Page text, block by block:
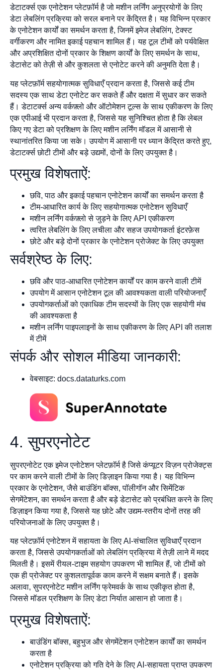
डेटाटर्क्स एक एनोटेशन प्लेटफ़ॉर्म है जो मशीन लर्निंग अनुप्रयोगों के लिए
डेटा लेबलिंग प्रक्रिया को सरल बनाने पर केंद्रित है। यह विभिन्न प्रकार
के एनोटेशन कार्यों का समर्थन करता है, जिनमें इमेज लेबलिंग, टेक्स्ट
वर्गीकरण और नामित इकाई पहचान शामिल हैं। यह टूल टीमों को पर्यवेक्षित
और अप्रशिक्षित दोनों प्रकार के शिक्षण कार्यों के लिए समर्थन के साथ,
डेटासेट को तेज़ी से और कुशलता से एनोटेट करने की अनुमति देता है।
यह प्लेटफ़ॉर्म सहयोगात्मक सुविधाएँ प्रदान करता है, जिससे कई टीम
सदस्य एक साथ डेटा एनोटेट कर सकते हैं और दक्षता में सुधार कर सकते
हैं। डेटाटर्क्स अन्य वर्कफ़्लो और ऑटोमेशन टूल्स के साथ एकीकरण के लिए
एक एपीआई भी प्रदान करता है, जिससे यह सुनिश्चित होता है कि लेबल
किए गए डेटा को प्रशिक्षण के लिए मशीन लर्निंग मॉडल में आसानी से
स्थानांतरित किया जा सके। उपयोग में आसानी पर ध्यान केंद्रित करते हुए,
डेटाटर्क्स छोटी टीमों और बड़े उद्यमों, दोनों के लिए उपयुक्त है।
प्रमुख विशेषताऐं:
छवि, पाठ और इकाई पहचान एनोटेशन कार्यों का समर्थन करता है
टीम-आधारित कार्य के लिए सहयोगात्मक एनोटेशन सुविधाएँ
मशीन लर्निंग वर्कफ़्लो से जुड़ने के लिए API एकीकरण
त्वरित लेबलिंग के लिए लचीला और सहज उपयोगकर्ता इंटरफ़ेस
छोटे और बड़े दोनों प्रकार के एनोटेशन प्रोजेक्ट के लिए उपयुक्त
सर्वश्रेष्ठ के लिए:
छवि और पाठ-आधारित एनोटेशन कार्यों पर काम करने वाली टीमें
उपयोग में आसान एनोटेशन टूल की आवश्यकता वाली परियोजनाएँ
उपयोगकर्ताओं को एकाधिक टीम सदस्यों के लिए एक सहयोगी मंच
की आवश्यकता है
मशीन लर्निंग पाइपलाइनों के साथ एकीकरण के लिए API की तलाश
में टीमें
संपर्क और सोशल मीडिया जानकारी:
वेबसाइट: docs.dataturks.com
4. सुपरएनोटेट
सुपरएनोटेट एक इमेज एनोटेशन प्लेटफ़ॉर्म है जिसे कंप्यूटर विज़न प्रोजेक्ट्स
पर काम करने वाली टीमों के लिए डिज़ाइन किया गया है। यह विभिन्न
प्रकार के एनोटेशन, जैसे बाउंडिंग बॉक्स, पॉलीगॉन और सिमेंटिक
सेगमेंटेशन, का समर्थन करता है और बड़े डेटासेट को प्रबंधित करने के लिए
डिज़ाइन किया गया है, जिससे यह छोटे और उद्यम-स्तरीय दोनों तरह की
परियोजनाओं के लिए उपयुक्त है।
यह प्लेटफ़ॉर्म एनोटेशन में सहायता के लिए AI-संचालित सुविधाएँ प्रदान
करता है, जिससे उपयोगकर्ताओं को लेबलिंग प्रक्रिया में तेज़ी लाने में मदद
मिलती है। इसमें रीयल-टाइम सहयोग उपकरण भी शामिल हैं, जो टीमों को
एक ही प्रोजेक्ट पर कुशलतापूर्वक काम करने में सक्षम बनाते हैं। इसके
अलावा, सुपरएनोटेट मशीन लर्निंग फ्रेमवर्क के साथ एकीकृत होता है,
जिससे मॉडल प्रशिक्षण के लिए डेटा निर्यात आसान हो जाता है।
प्रमुख विशेषताऐं:
बाउंडिंग बॉक्स, बहुभुज और सेगमेंटेशन एनोटेशन कार्यों का समर्थन
करता है
एनोटेशन प्रक्रिया को गति देने के लिए AI-सहायता प्राप्त उपकरण